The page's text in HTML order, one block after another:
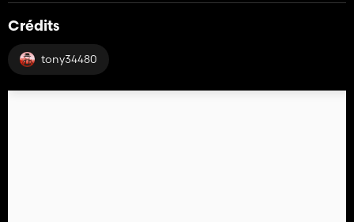
Crédits
tony34480